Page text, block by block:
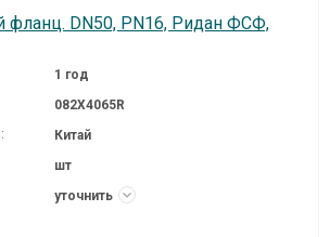
фланц. DN50, PN16, Ридан ФСФ,
1 год
082X4065R
Китай
шт
уточнить